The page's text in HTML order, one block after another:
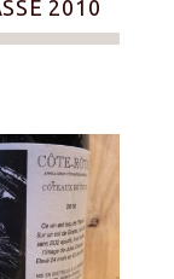
2010